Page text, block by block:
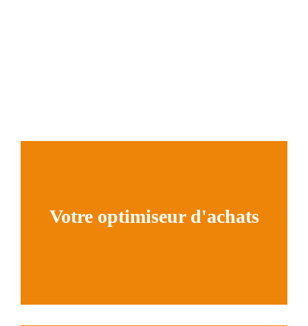
Votre optimiseur d'achats